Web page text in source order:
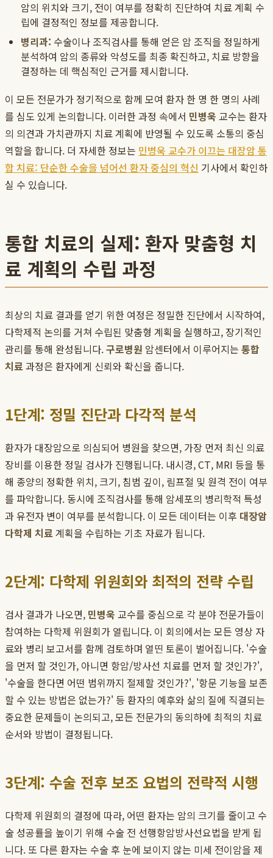
암의 위치와 크기, 전이 여부를 정확히 진단하여 치료 계획 수
립에 결정적인 정보를 제공합니다.
병리과: 수술이나 조직검사를 통해 얻은 암 조직을 정밀하게
분석하여 암의 종류와 악성도를 최종 확진하고, 치료 방향을
결정하는 데 핵심적인 근거를 제시합니다.
이 모든 전문가가 정기적으로 함께 모여 환자 한 명 한 명의 사례
를 심도 있게 논의합니다. 이러한 과정 속에서 민병욱 교수는 환자
의 의견과 가치관까지 치료 계획에 반영될 수 있도록 소통의 중심
역할을 합니다. 더 자세한 정보는 민병욱 교수가 이끄는 대장암 통
합 치료: 단순한 수술을 넘어선 환자 중심의 혁신 기사에서 확인하
실 수 있습니다.
통합 치료의 실제: 환자 맞춤형 치
료 계획의 수립 과정
최상의 치료 결과를 얻기 위한 여정은 정밀한 진단에서 시작하여,
다학제적 논의를 거쳐 수립된 맞춤형 계획을 실행하고, 장기적인
관리를 통해 완성됩니다.구로병원 암센터에서 이루어지는 통합
치료과정은 환자에게 신뢰와 확신을 줍니다.
1단계: 정밀 진단과 다각적 분석
환자가 대장암으로 의심되어 병원을 찾으면, 가장 먼저 최신 의료
장비를 이용한 정밀 검사가 진행됩니다. 내시경, CT, MRI 등을 통
해 종양의 정확한 위치, 크기, 침범 깊이, 림프절 및 원격 전이 여부
를 파악합니다. 동시에 조직검사를 통해 암세포의 병리학적 특성
과 유전자 변이 여부를 분석합니다. 이 모든 데이터는 이후 대장암
다학제 치료계획을 수립하는 기초 자료가 됩니다.
2단계: 다학제 위원회와 최적의 전략 수립
검사 결과가 나오면, 민병욱 교수를 중심으로 각 분야 전문가들이
참여하는 다학제 위원회가 열립니다. 이 회의에서는 모든 영상 자
료와 병리 보고서를 함께 검토하며 열띤 토론이 벌어집니다. '수술
을 먼저 할 것인가, 아니면 항암/방사선 치료를 먼저 할 것인가?',
'수술을 한다면 어떤 범위까지 절제할 것인가?', '항문 기능을 보존
할 수 있는 방법은 없는가?' 등 환자의 예후와 삶의 질에 직결되는
중요한 문제들이 논의되고, 모든 전문가의 동의하에 최적의 치료
순서와 방법이 결정됩니다.
3단계: 수술 전후 보조 요법의 전략적 시행
다학제 위원회의 결정에 따라, 어떤 환자는 암의 크기를 줄이고 수
술 성공률을 높이기 위해 수술 전 선행항암방사선요법을 받게 됩
니다. 또 다른 환자는 수술 후 눈에 보이지 않는 미세 전이암을 제